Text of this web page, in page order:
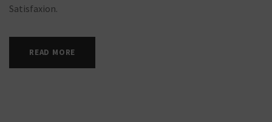
Satisfaxion.
READ MORE